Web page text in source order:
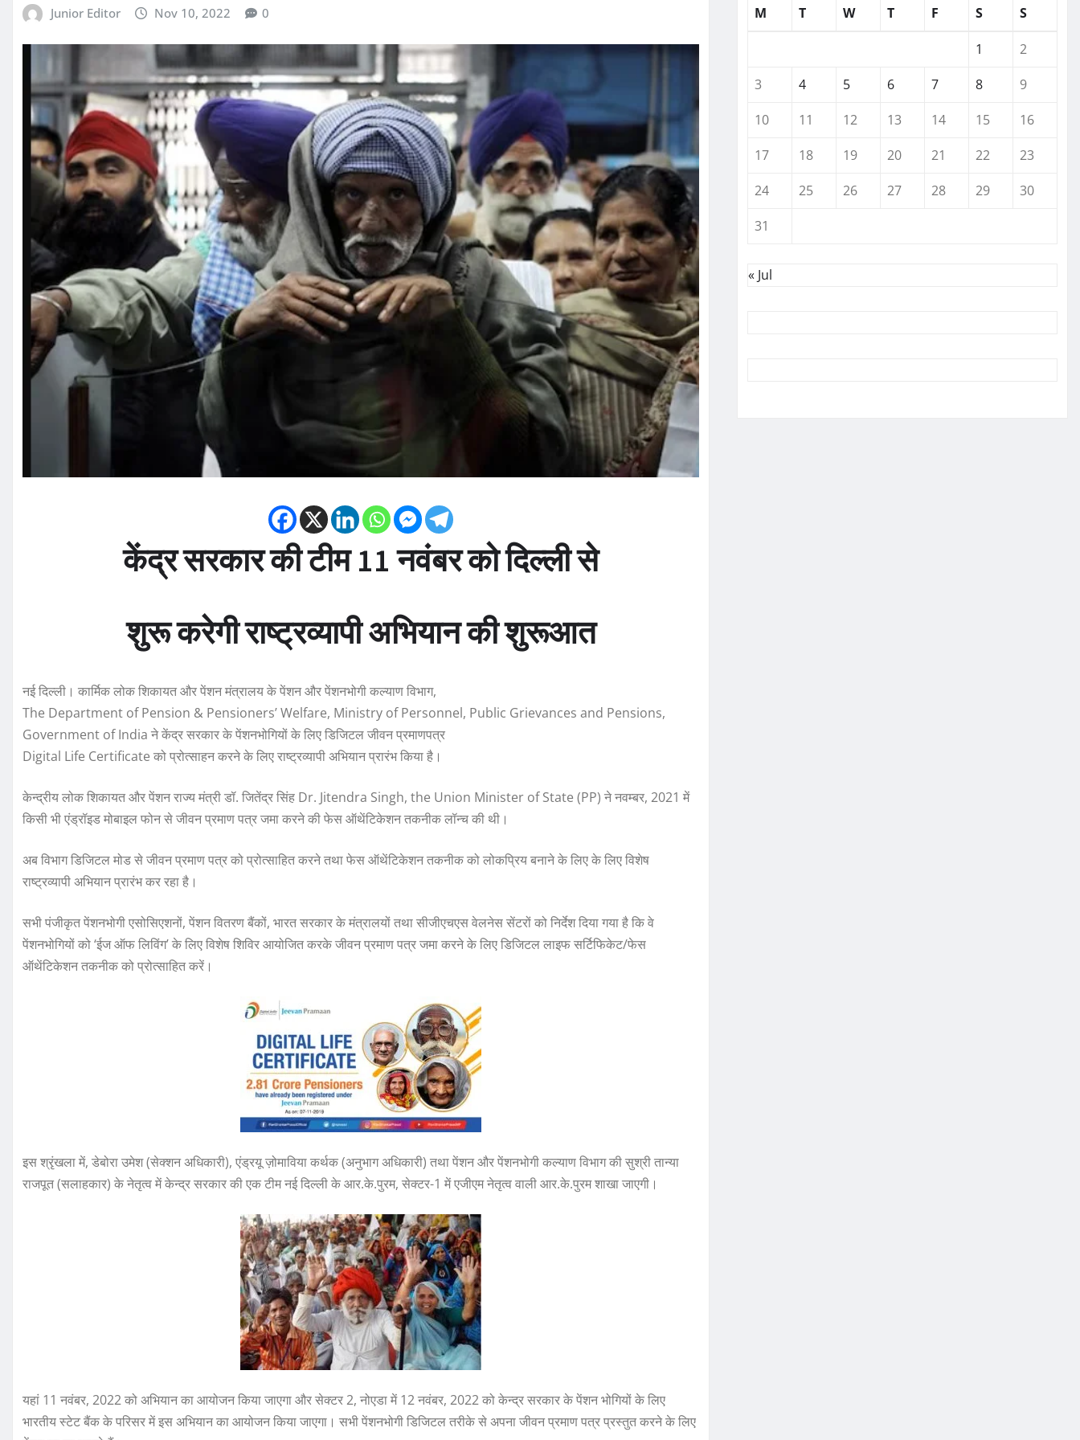
Junior Editor Nov 10, 2022 0
केंद्र सरकार की टीम 11 नवंबर को दिल्ली से
शुरू करेगी राष्ट्रव्यापी अभियान की शुरूआत
नई दिल्ली। कार्मिक लोक शिकायत और पेंशन मंत्रालय के पेंशन और पेंशनभोगी कल्याण विभाग,
The Department of Pension & Pensioners’ Welfare, Ministry of Personnel, Public Grievances and Pensions,
Government of India ने केंद्र सरकार के पेंशनभोगियों के लिए डिजिटल जीवन प्रमाणपत्र
Digital Life Certificate को प्रोत्‍साहन करने के लिए राष्ट्रव्यापी अभियान प्रारंभ किया है।
केन्‍द्रीय लोक शिकायत और पेंशन राज्य मंत्री डॉ. जितेंद्र सिंह Dr. Jitendra Singh, the Union Minister of State (PP) ने नवम्‍बर, 2021 में
किसी भी एंड्रॉइड मोबाइल फोन से जीवन प्रमाण पत्र जमा करने की फेस ऑथेंटिकेशन तकनीक लॉन्च की थी।
अब विभाग डिजिटल मोड से जीवन प्रमाण पत्र को प्रोत्‍साहित करने तथा फेस ऑथेंटिकेशन तकनीक को लोकप्रिय बनाने के लिए के लिए विशेष
राष्ट्रव्यापी अभियान प्रारंभ कर रहा है।
सभी पंजीकृत पेंशनभोगी एसोसिएशनों, पेंशन वितरण बैंकों, भारत सरकार के मंत्रालयों तथा सीजीएचएस वेलनेस सेंटरों को निर्देश दिया गया है कि वे
पेंशनभोगियों को ‘ईज ऑफ लिविंग’ के लिए विशेष शिविर आयोजित करके जीवन प्रमाण पत्र जमा करने के लिए डिजिटल लाइफ सर्टिफिकेट/फेस
ऑथेंटिकेशन तकनीक को प्रोत्‍साहित करें।
इस श्रृंखला में, डेबोरा उमेश (सेक्‍शन अधिकारी), एंड्रयू ज़ोमाविया कर्थक (अनुभाग अधिकारी) तथा पेंशन और पेंशनभोगी कल्याण विभाग की सुश्री तान्या
राजपूत (सलाहकार) के नेतृत्‍व में केन्‍द्र सरकार की एक टीम नई दिल्‍ली के आर.के.पुरम, सेक्‍टर-1 में एजीएम नेतृत्‍व वाली आर.के.पुरम शाखा जाएगी।
यहां 11 नवंबर, 2022 को अभियान का आयोजन किया जाएगा और सेक्टर 2, नोएडा में 12 नवंबर, 2022 को केन्‍द्र सरकार के पेंशन भोगियों के लिए
भारतीय स्टेट बैंक के परिसर में इस अ‍भियान का आयोजन किया जाएगा। सभी पेंशनभोगी डिजिटल तरीके से अपना जीवन प्रमाण पत्र प्रस्‍तुत करने के लिए
M
T W T F S S
1
2
3
4 5 6 7 8
9
10
11 12 13 14 15
16
17
18 19 20 21 22
23
24
25 26 27 28 29
30
31
« Jul